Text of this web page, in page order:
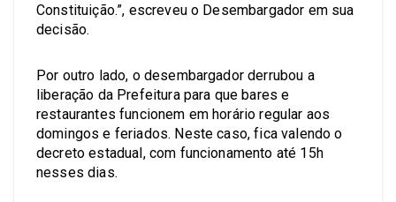
Constituição.”, escreveu o Desembargador em sua
decisão.
Por outro lado, o desembargador derrubou a
liberação da Prefeitura para que bares e
restaurantes funcionem em horário regular aos
domingos e feriados. Neste caso, fica valendo o
decreto estadual, com funcionamento até 15h
nesses dias.